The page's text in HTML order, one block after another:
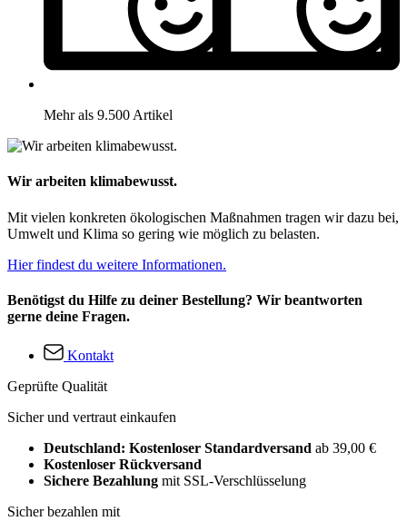
Mehr als 9.500 Artikel
Wir arbeiten klimabewusst.
Mit vielen konkreten ökologischen Maßnahmen tragen wir dazu bei,
Umwelt und Klima so gering wie möglich zu belasten.
Hier findest du weitere Informationen.
Benötigst du Hilfe zu deiner Bestellung? Wir beantworten
gerne deine Fragen.
Kontakt
Geprüfte Qualität
Sicher und vertraut einkaufen
Deutschland: Kostenloser Standardversand ab 39,00 €
Kostenloser Rückversand
Sichere Bezahlung mit SSL-Verschlüsselung
Sicher bezahlen mit